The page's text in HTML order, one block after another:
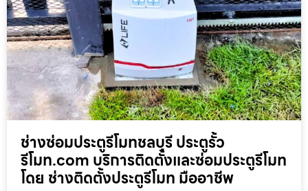
ช่างซ่อมประตูรีโมทชลบุรี ประตูรั้ว
รีโมท.com บริการติดตั้งและซ่อมประตูรีโมท
โดย ช่างติดตั้งประตูรีโมท มืออาชีพ